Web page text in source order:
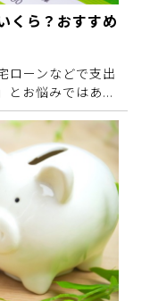
くら？おすすめ
ローンなどで支出
とお悩みではあ...